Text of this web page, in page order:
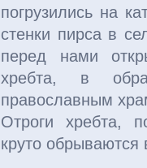
погрузились на
стенки пирса в
перед нами
хребта, в
православным
Отроги хребта,
круто